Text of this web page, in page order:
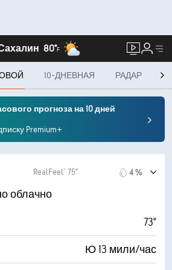
80°F
10-ДНЕВНАЯ РАДАР
прогноза на 10 дней
Premium+
RealFeel® 75° 4 %
облачно
73°
Ю 13 мили/час